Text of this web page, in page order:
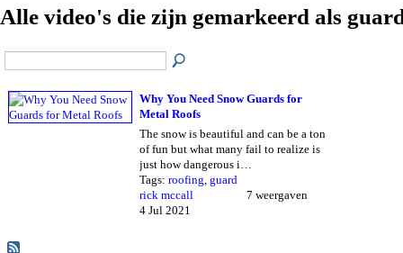
Alle video's die zijn gemarkeerd als
Why You Need Snow Guards for
Metal Roofs
The snow is beautiful and can be a ton
of fun but what many fail to realize is
just how dangerous i…
Tags: roofing, guard
rick mccall
4 Jul 2021
7 weergaven